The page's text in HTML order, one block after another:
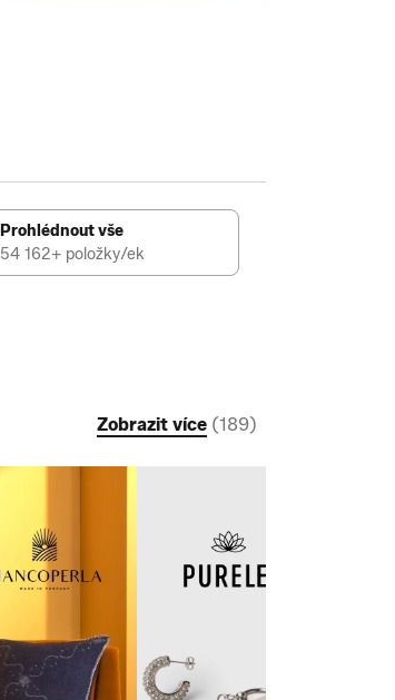
Prohlédnout vše
54 162+ položky/ek
Zobrazit více (189)